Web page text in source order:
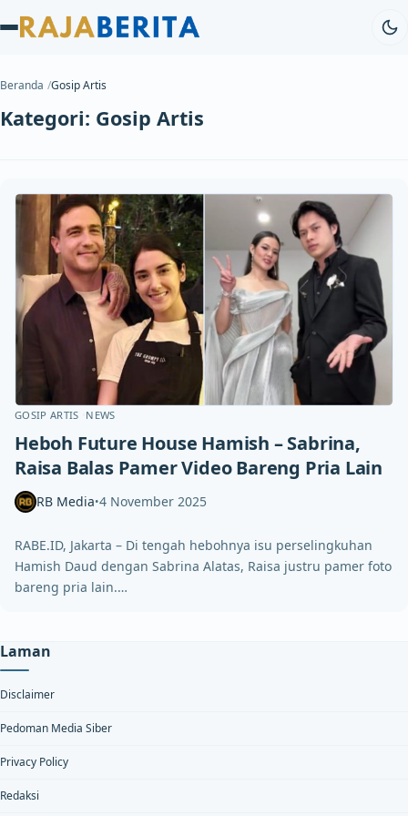
Beranda Gosip Artis
Kategori: Gosip Artis
GOSIP ARTIS NEWS
Heboh Future House Hamish – Sabrina,
Raisa Balas Pamer Video Bareng Pria Lain
RB Media•4 November 2025
RABE.ID, Jakarta – Di tengah hebohnya isu perselingkuhan
Hamish Daud dengan Sabrina Alatas, Raisa justru pamer foto
bareng pria lain.…
Laman
Disclaimer
Pedoman Media Siber
Privacy Policy
Redaksi